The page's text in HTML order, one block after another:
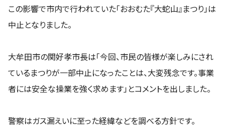
この影響で市内で行われていた「おおむた『大蛇山』まつり」は
中止となりました。
大牟田市の関好孝市長は「今回、市民の皆様が楽しみにされ
ているまつりが一部中止になったことは、大変残念です。事業
者には安全な操業を強く求めます」とコメントを出しました。
警察はガス漏えいに至った経緯などを調べる方針です。